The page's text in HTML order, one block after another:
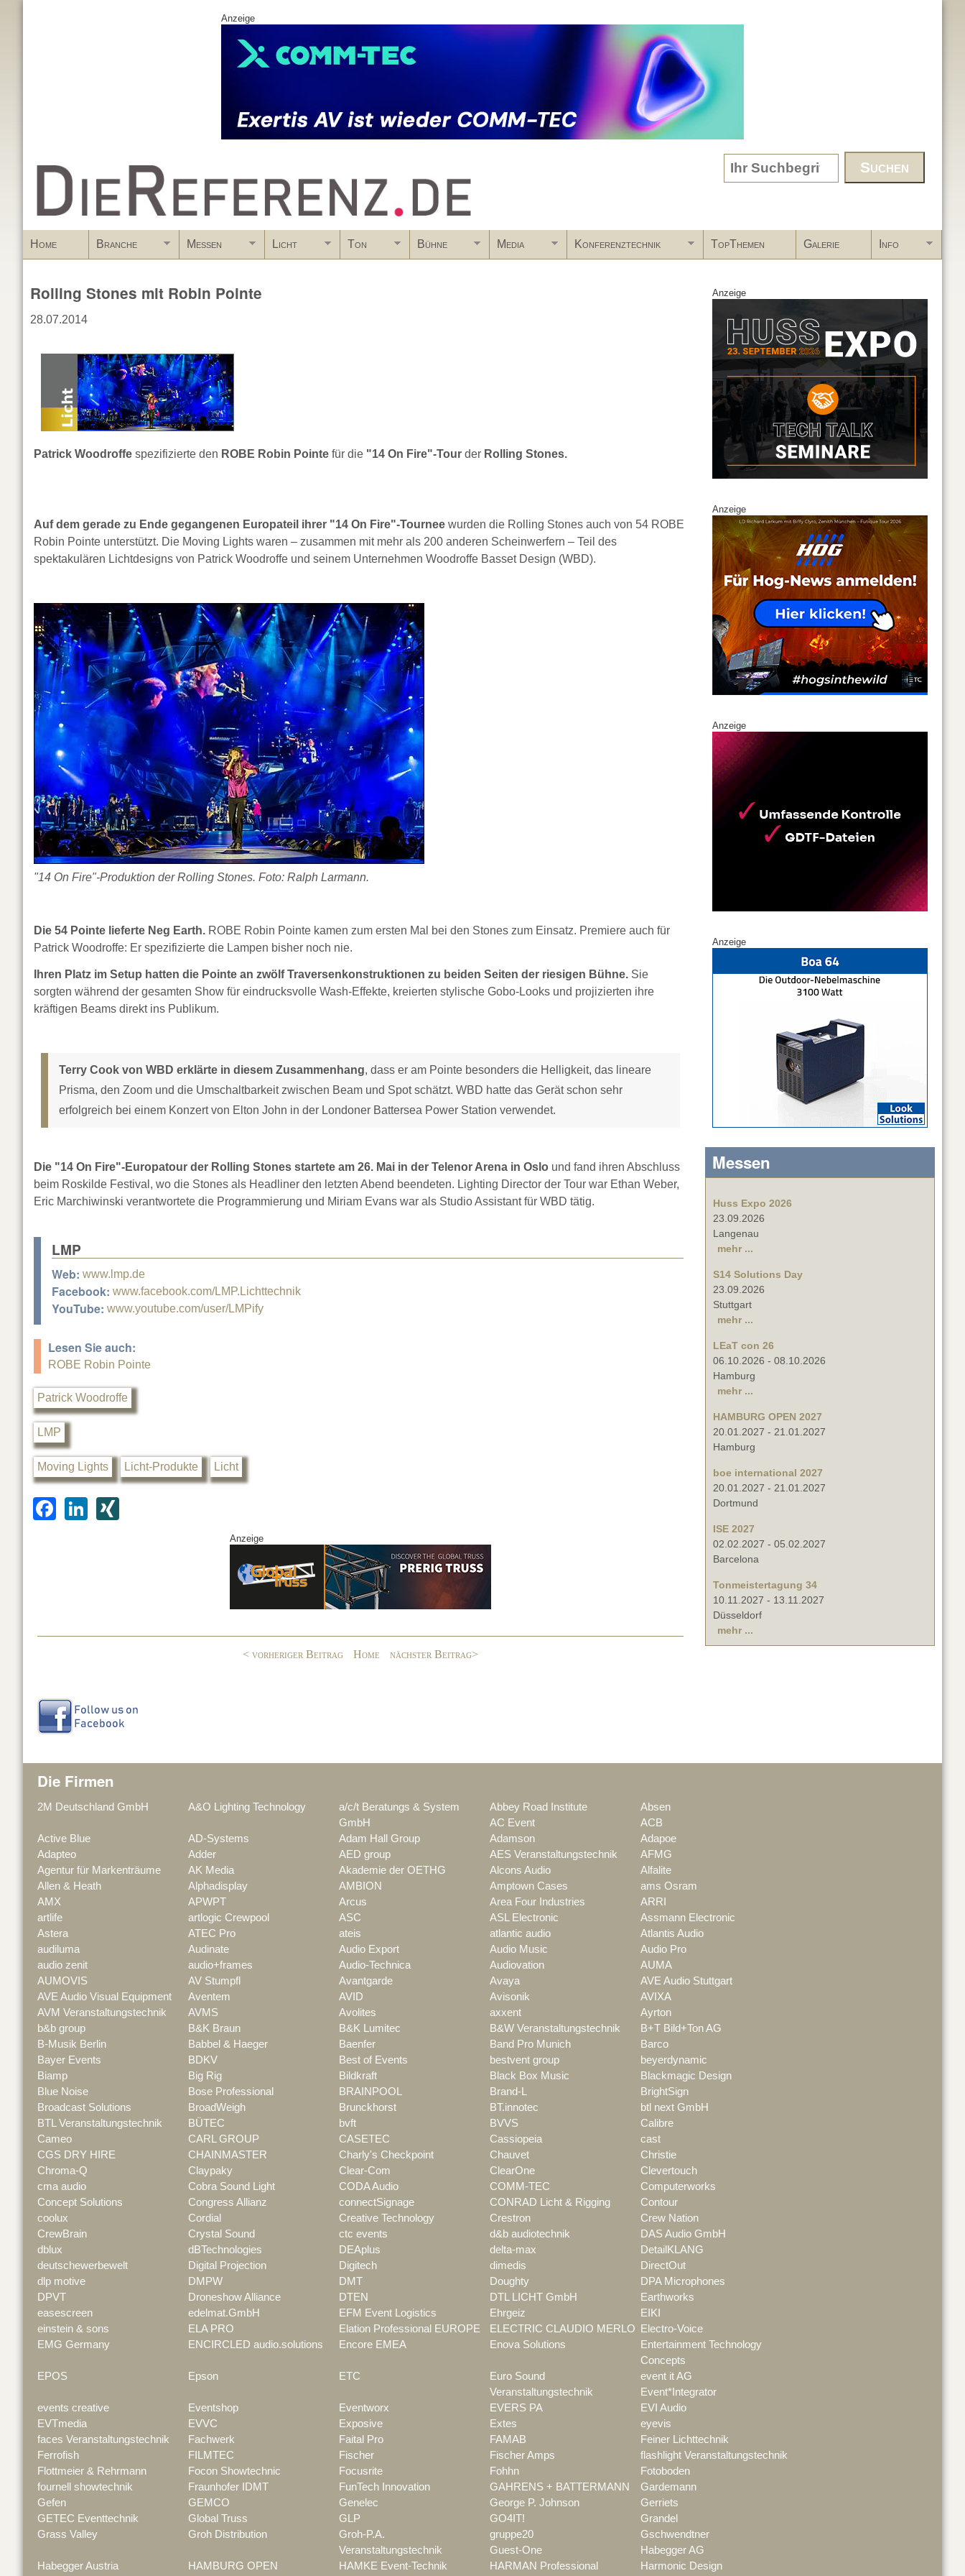
Anzeige
www.DieReferenz.de Search form
Home Branche Messen Licht Ton Bühne Media Konferenztechnik TopThemen Galerie Info
Rolling Stones mit Robin Pointe
28.07.2014
Patrick Woodroffe spezifizierte den ROBE Robin Pointe für die "14 On Fire"-Tour der Rolling Stones.
Auf dem gerade zu Ende gegangenen Europateil ihrer "14 On Fire"-Tournee wurden die Rolling Stones auch von 54 ROBE
Robin Pointe unterstützt. Die Moving Lights waren – zusammen mit mehr als 200 anderen Scheinwerfern – Teil des
spektakulären Lichtdesigns von Patrick Woodroffe und seinem Unternehmen Woodroffe Basset Design (WBD).
"14 On Fire"-Produktion der Rolling Stones. Foto: Ralph Larmann.
Die 54 Pointe lieferte Neg Earth. ROBE Robin Pointe kamen zum ersten Mal bei den Stones zum Einsatz. Premiere auch für
Patrick Woodroffe: Er spezifizierte die Lampen bisher noch nie.
Ihren Platz im Setup hatten die Pointe an zwölf Traversenkonstruktionen zu beiden Seiten der riesigen Bühne. Sie
sorgten während der gesamten Show für eindrucksvolle Wash-Effekte, kreierten stylische Gobo-Looks und projizierten ihre
kräftigen Beams direkt ins Publikum.
Terry Cook von WBD erklärte in diesem Zusammenhang, dass er am Pointe besonders die Helligkeit, das lineare
Prisma, den Zoom und die Umschaltbarkeit zwischen Beam und Spot schätzt. WBD hatte das Gerät schon sehr
erfolgreich bei einem Konzert von Elton John in der Londoner Battersea Power Station verwendet.
Die "14 On Fire"-Europatour der Rolling Stones startete am 26. Mai in der Telenor Arena in Oslo und fand ihren Abschluss
beim Roskilde Festival, wo die Stones als Headliner den letzten Abend beendeten. Lighting Director der Tour war Ethan Weber,
Eric Marchiwinski verantwortete die Programmierung und Miriam Evans war als Studio Assistant für WBD tätig.
LMP
Web: www.lmp.de
Facebook: www.facebook.com/LMP.Lichttechnik
YouTube: www.youtube.com/user/LMPify
Lesen Sie auch:
ROBE Robin Pointe
Patrick Woodroffe
LMP
Moving Lights Licht-Produkte Licht
F
o
Li
Anzeige
< vorheriger Beitrag Home nächster Beitrag>
Anzeige
Anzeige
Anzeige
Anzeige
Messen
Huss Expo 2026
23.09.2026
Langenau
mehr ...
S14 Solutions Day
23.09.2026
Stuttgart
mehr ...
LEaT con 26
06.10.2026 - 08.10.2026
Hamburg
mehr ...
HAMBURG OPEN 2027
20.01.2027 - 21.01.2027
Hamburg
boe international 2027
20.01.2027 - 21.01.2027
Dortmund
ISE 2027
02.02.2027 - 05.02.2027
Barcelona
Tonmeistertagung 34
10.11.2027 - 13.11.2027
Düsseldorf
mehr ...
Die Firmen
2M Deutschland GmbH A&O Lighting Technology
a/c/t Beratungs & System
GmbH
Abbey Road Institute
Absen
AC Event
ACB
Active Blue
AD-Systems Adam Hall Group Adamson
Adapoe
Adapteo
Adder AED group AES Veranstaltungstechnik
AFMG
Agentur für Markenträume
AK Media Akademie der OETHG Alcons Audio
Alfalite
Allen & Heath
Alphadisplay AMBION Amptown Cases
ams Osram
AMX
APWPT Arcus Area Four Industries
ARRI
artlife
artlogic Crewpool ASC ASL Electronic
Assmann Electronic
Astera
ATEC Pro ateis atlantic audio
Atlantis Audio
audiluma
Audinate Audio Export Audio Music
Audio Pro
audio zenit
audio+frames Audio-Technica Audiovation
AUMA
AUMOVIS
AV Stumpfl Avantgarde Avaya
AVE Audio Stuttgart
AVE Audio Visual Equipment
Aventem AVID Avisonik
AVIXA
AVM Veranstaltungstechnik
AVMS Avolites axxent
Ayrton
b&b group
B&K Braun B&K Lumitec B&W Veranstaltungstechnik
B+T Bild+Ton AG
B-Musik Berlin
Babbel & Haeger Baenfer Band Pro Munich
Barco
Bayer Events
BDKV Best of Events bestvent group
beyerdynamic
Biamp
Big Rig Bildkraft Black Box Music
Blackmagic Design
Blue Noise
Bose Professional BRAINPOOL Brand-L
BrightSign
Broadcast Solutions
BroadWeigh Brunckhorst BT.innotec
btl next GmbH
BTL Veranstaltungstechnik
BÜTEC bvft BVVS
Calibre
Cameo
CARL GROUP CASETEC Cassiopeia
cast
CGS DRY HIRE
CHAINMASTER Charly's Checkpoint Chauvet
Christie
Chroma-Q
Claypaky Clear-Com ClearOne
Clevertouch
cma audio
Cobra Sound Light CODA Audio COMM-TEC
Computerworks
Concept Solutions
Congress Allianz connectSignage CONRAD Licht & Rigging
Contour
coolux
Cordial Creative Technology Crestron
Crew Nation
CrewBrain
Crystal Sound ctc events d&b audiotechnik
DAS Audio GmbH
dblux
dBTechnologies DEAplus delta-max
DetailKLANG
deutschewerbewelt
Digital Projection Digitech dimedis
DirectOut
dlp motive
DMPW DMT Doughty
DPA Microphones
DPVT
Droneshow Alliance DTEN DTL LICHT GmbH
Earthworks
easescreen
edelmat.GmbH EFM Event Logistics Ehrgeiz
EIKI
einstein & sons
ELA PRO Elation Professional EUROPE ELECTRIC CLAUDIO MERLO Electro-Voice
EMG Germany
ENCIRCLED audio.solutions Encore EMEA Enova Solutions
Entertainment Technology
Concepts
EPOS
Epson ETC
Euro Sound
Veranstaltungstechnik
event it AG
Event*Integrator
events creative
Eventshop Eventworx EVERS PA
EVI Audio
EVTmedia
EVVC Exposive Extes
eyevis
faces Veranstaltungstechnik
Fachwerk Faital Pro FAMAB
Feiner Lichttechnik
Ferrofish
FILMTEC Fischer Fischer Amps
flashlight Veranstaltungstechnik
Flottmeier & Rehrmann
Focon Showtechnic Focusrite Fohhn
Fotoboden
fournell showtechnik
Fraunhofer IDMT FunTech Innovation GAHRENS + BATTERMANN
Gardemann
Gefen
GEMCO Genelec George P. Johnson
Gerriets
GETEC Eventtechnik
Global Truss GLP GO4IT!
Grandel
Grass Valley
Groh Distribution
Groh-P.A.
Veranstaltungstechnik
gruppe20
Gschwendtner
Guest-One
Habegger AG
Habegger Austria
HAMBURG OPEN HAMKE Event-Technik HARMAN Professional
Harmonic Design